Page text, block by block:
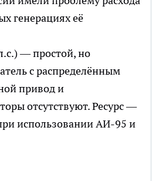
генерациях её
— простой, но
с распределённым
привод и
отсутствуют. Ресурс —
использовании АИ-95 и